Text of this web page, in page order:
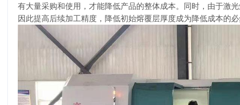
有大量采购和使用，才能降低产品的整体成本。同时，由于激
因此提高后续加工精度，降低初始熔覆层厚度成为降低成本的